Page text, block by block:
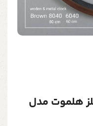
هلموت مدل